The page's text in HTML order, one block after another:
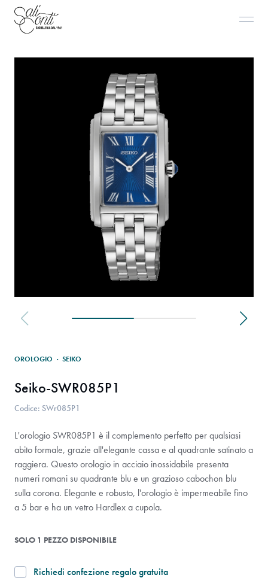
OROLOGIO · SEIKO
Seiko-SWR085P1
Codice: SWr085P1
L'orologio SWR085P1 è il complemento perfetto per qualsiasi
abito formale, grazie all'elegante cassa e al quadrante satinato a
raggiera. Questo orologio in acciaio inossidabile presenta
numeri romani su quadrante blu e un grazioso cabochon blu
sulla corona. Elegante e robusto, l'orologio è impermeabile fino
a 5 bar e ha un vetro Hardlex a cupola.
SOLO 1 PEZZO DISPONIBILE
Richiedi confezione regalo gratuita